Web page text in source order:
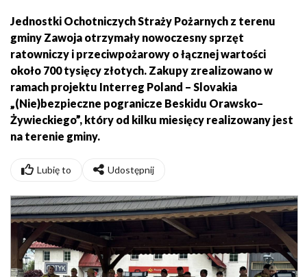
Jednostki Ochotniczych Straży Pożarnych z terenu
gminy Zawoja otrzymały nowoczesny sprzęt
ratowniczy i przeciwpożarowy o łącznej wartości
około 700 tysięcy złotych. Zakupy zrealizowano w
ramach projektu Interreg Poland – Slovakia
„(Nie)bezpieczne pogranicze Beskidu Orawsko–
Żywieckiego”, który od kilku miesięcy realizowany jest
na terenie gminy.
Lubię to Udostępnij